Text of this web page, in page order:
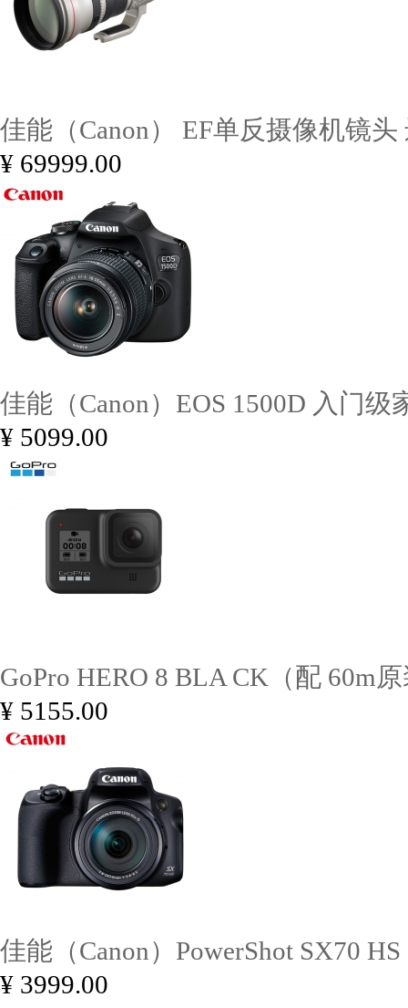
佳能（Canon） EF单反摄像机镜
¥ 69999.00
佳能（Canon）EOS 1500D 入门级
¥ 5099.00
GoPro HERO 8 BLA CK（配 60m
¥ 5155.00
佳能（Canon）PowerShot SX70 HS
¥ 3999.00